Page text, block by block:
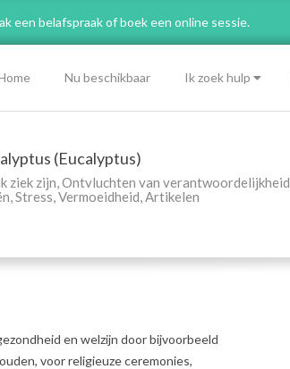
een belafspraakof boek een online sessie.
Nu beschikbaar Ik zoek hulp
(Eucalyptus)
ziek zijn,Ontvluchten van verantwoordelijkheid
,Stress,Vermoeidheid,Artikelen
en welzijn door bijvoorbeeld
voor religieuze ceremonies,